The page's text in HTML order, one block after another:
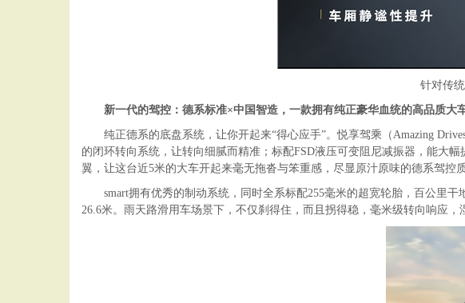
针对传
新一代的驾控：德系标准×中国智造，一款拥有纯正豪华血统的高品质大
纯正德系的底盘系统，让你开起来“得心应手”。悦享驾乘（Amazing
的闭环转向系统，让转向细腻而精准；标配FSD液压可变阻尼减振器，能大
翼，让这台近5米的大车开起来毫无拖沓与笨重感，尽显原汁原味的德系驾控质
smart拥有优秀的制动系统，同时全系标配255毫米的超宽轮胎，百公里
26.6米。雨天路滑用车场景下，不仅刹得住，而且拐得稳，毫米级转向响应，